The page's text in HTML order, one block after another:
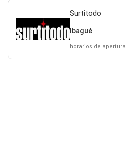
Surtitodo
Ibagué
horarios de apertura